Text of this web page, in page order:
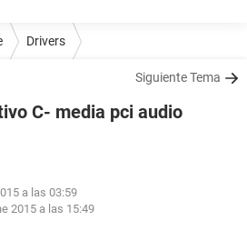
Drivers
Siguiente Tema
C- media pci audio
a las 03:59
2015 a las 15:49